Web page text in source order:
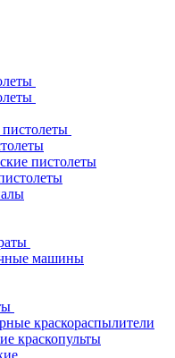
пистолеты
машины
краскораспылители
краскопульты